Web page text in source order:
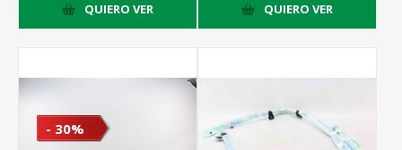
QUIERO VER QUIERO VER
- 30%